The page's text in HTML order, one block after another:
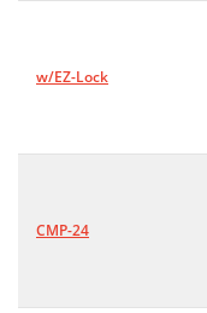
w/EZ-Lock
CMP-24